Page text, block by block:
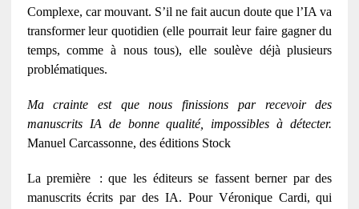
Complexe, car mouvant. S’il ne fait aucun doute que l’IA va
transformer leur quotidien (elle pourrait leur faire gagner du
temps, comme à nous tous), elle soulève déjà plusieurs
problématiques.
Ma crainte est que nous finissions par recevoir des
manuscrits IA de bonne qualité, impossibles à détecter.
Manuel Carcassonne, des éditions Stock
La première : que les éditeurs se fassent berner par des
manuscritsécrits par des IA. Pour Véronique Cardi, qui